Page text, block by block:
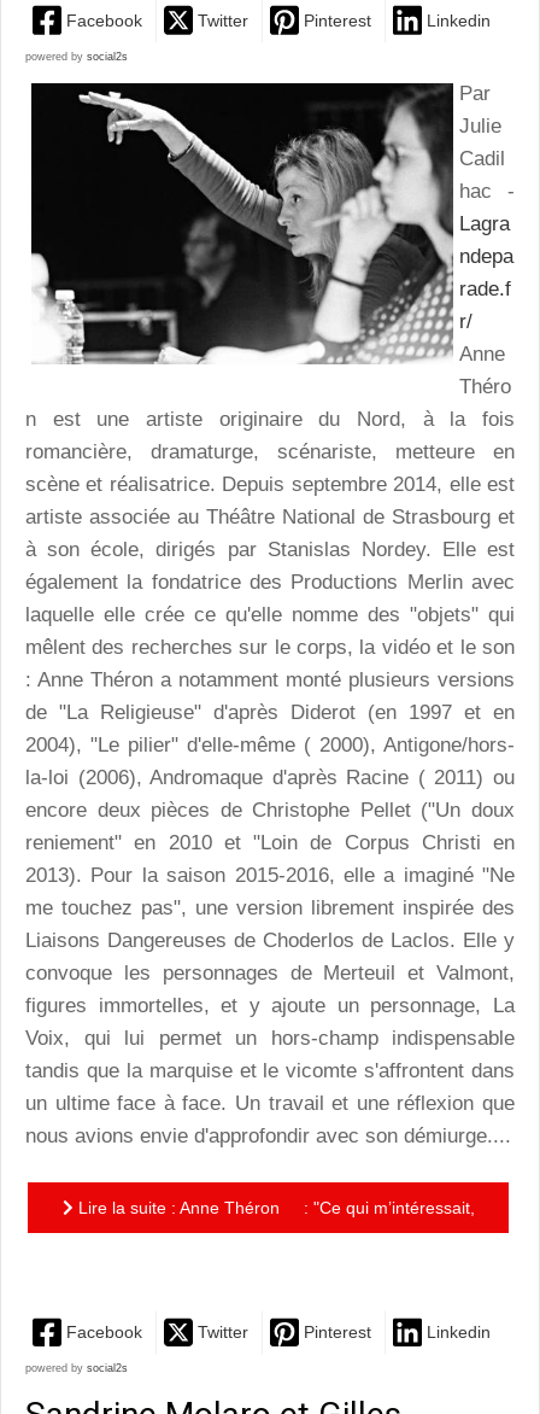
Facebook Twitter Pinterest Linkedin
powered by social2s
Par
Julie
Cadil
hac -
Lagra
ndepa
rade.f
r/
Anne
Théro
n est une artiste originaire du Nord, à la fois
romancière, dramaturge, scénariste, metteure en
scène et réalisatrice. Depuis septembre 2014, elle est
artiste associée au Théâtre National de Strasbourg et
à son école, dirigés par Stanislas Nordey. Elle est
également la fondatrice des Productions Merlin avec
laquelle elle crée ce qu'elle nomme des "objets" qui
mêlent des recherches sur le corps, la vidéo et le son
: Anne Théron a notamment monté plusieurs versions
de "La Religieuse" d'après Diderot (en 1997 et en
2004), "Le pilier" d'elle-même ( 2000), Antigone/hors-
la-loi (2006), Andromaque d'après Racine ( 2011) ou
encore deux pièces de Christophe Pellet ("Un doux
reniement" en 2010 et "Loin de Corpus Christi en
2013). Pour la saison 2015-2016, elle a imaginé "Ne
me touchez pas", une version librement inspirée des
Liaisons Dangereuses de Choderlos de Laclos. Elle y
convoque les personnages de Merteuil et Valmont,
figures immortelles, et y ajoute un personnage, La
Voix, qui lui permet un hors-champ indispensable
tandis que la marquise et le vicomte s'affrontent dans
un ultime face à face. Un travail et une réflexion que
nous avions envie d'approfondir avec son démiurge....
Lire la suite : Anne Théron : "Ce qui m’intéressait,
Facebook Twitter Pinterest Linkedin
powered by social2s